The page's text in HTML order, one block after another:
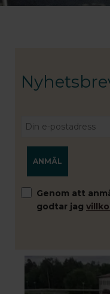
Genom att
godtar jag